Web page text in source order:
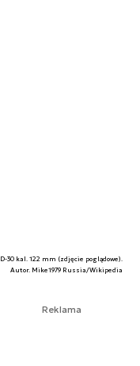
D-30 kal. 122 mm (zdjęcie poglądowe).
Autor. Mike1979 Russia/Wikipedia
Reklama